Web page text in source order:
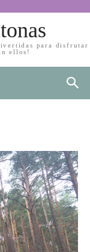
para disfrutar
ellos!